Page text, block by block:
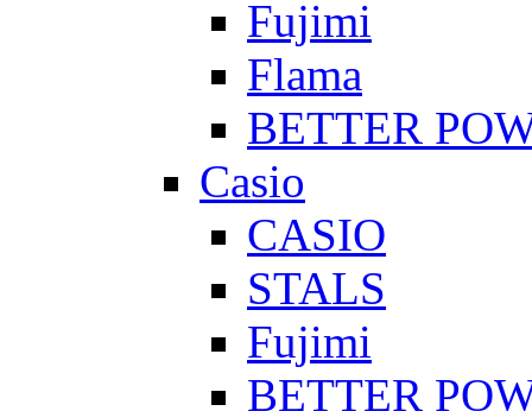
Fujimi
Flama
BETTER
Casio
CASIO
STALS
Fujimi
BETTER